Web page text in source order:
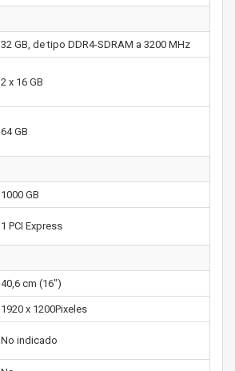
32 GB, de tipo DDR4-SDRAM a 3200 MHz
2 x 16 GB
64 GB
1000 GB
1 PCI Express
40,6 cm (16")
1920 x 1200Pixeles
No indicado